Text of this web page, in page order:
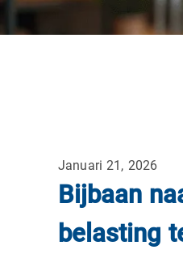
Januari 21, 2026
Bijbaan
belasting